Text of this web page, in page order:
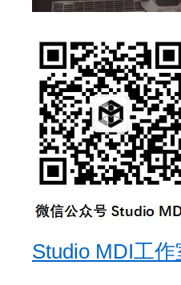
Studio MDI工作